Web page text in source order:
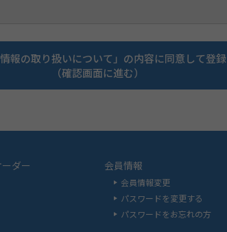
情報の取り扱いについて」の内容に同意して登録
（確認画面に進む）
ダー
会員情報
会員情報変更
パスワードを変更する
パスワードをお忘れの方